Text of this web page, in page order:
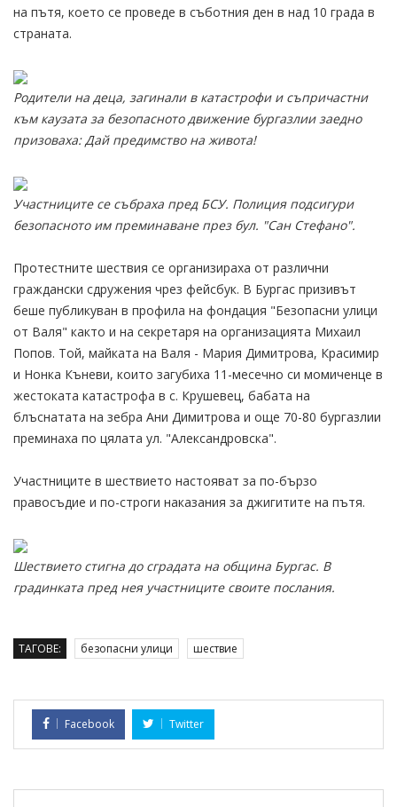
на пътя, което се проведе в съботния ден в над 10 града в
страната.
Родители на деца, загинали в катастрофи и съпричастни
към каузата за безопасното движение бургазлии заедно
призоваха: Дай предимство на живота!
Участниците се събраха пред БСУ. Полиция подсигури
безопасното им преминаване през бул. "Сан Стефано".
Протестните шествия се организираха от различни
граждански сдружения чрез фейсбук. В Бургас призивът
беше публикуван в профила на фондация "Безопасни улици
от Валя" както и на секретаря на организацията Михаил
Попов. Той, майката на Валя - Мария Димитрова, Красимир
и Нонка Къневи, които загубиха 11-месечно си момиченце в
жестоката катастрофа в с. Крушевец, бабата на
блъснатата на зебра Ани Димитрова и още 70-80 бургазлии
преминаха по цялата ул. "Александровска".
Участниците в шествието настояват за по-бързо
правосъдие и по-строги наказания за джигитите на пътя.
Шествието стигна до сградата на община Бургас. В
градинката пред нея участниците своите послания.
ТАГОВЕ: безопасни улици шествие
Facebook Twitter